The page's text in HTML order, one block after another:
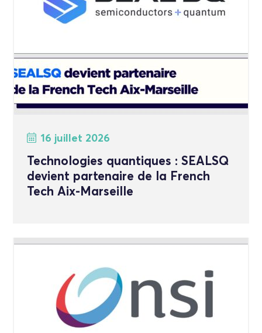
16 juillet 2026
Technologies quantiques : SEALSQ
devient partenaire de la French
Tech Aix-Marseille